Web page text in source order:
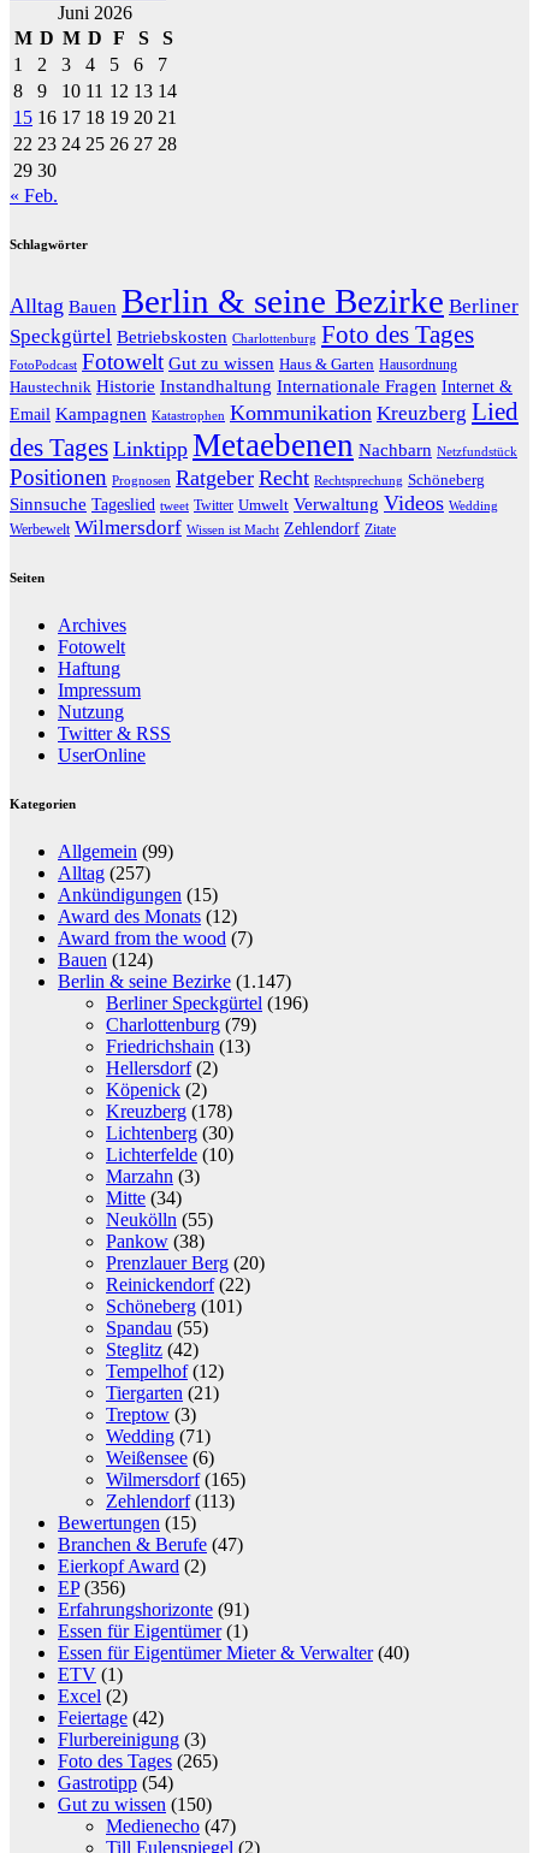
Juni 2026
M D M D F S
S
1
2 3 4 5 6
7
8
9 10 11 12 13 14
15 16 17 18 19 20 21
22 23 24 25 26 27 28
29 30
« Feb.
Schlagwörter
Alltag Bauen Berlin & seine Bezirke Berliner
Speckgürtel Betriebskosten Charlottenburg Foto des Tages
FotoPodcast Fotowelt Gut zu wissen Haus & Garten Hausordnung
Haustechnik Historie Instandhaltung Internationale Fragen Internet &
Email Kampagnen Katastrophen Kommunikation Kreuzberg Lied
des Tages Linktipp Metaebenen Nachbarn Netzfundstück
Positionen Prognosen Ratgeber Recht Rechtsprechung Schöneberg
Sinnsuche Tageslied tweet Twitter Umwelt Verwaltung Videos Wedding
Werbewelt Wilmersdorf Wissen ist Macht Zehlendorf Zitate
Seiten
Archives
Fotowelt
Haftung
Impressum
Nutzung
Twitter & RSS
UserOnline
Kategorien
Allgemein (99)
Alltag (257)
Ankündigungen (15)
Award des Monats (12)
Award from the wood (7)
Bauen (124)
Berlin & seine Bezirke (1.147)
Berliner Speckgürtel (196)
Charlottenburg (79)
Friedrichshain (13)
Hellersdorf(2)
Köpenick (2)
Kreuzberg (178)
Lichtenberg (30)
Lichterfelde (10)
Marzahn (3)
Mitte (34)
Neukölln (55)
Pankow (38)
Prenzlauer Berg (20)
Reinickendorf(22)
Schöneberg (101)
Spandau (55)
Steglitz (42)
Tempelhof(12)
Tiergarten (21)
Treptow (3)
Wedding (71)
Weißensee (6)
Wilmersdorf(165)
Zehlendorf(113)
Bewertungen (15)
Branchen & Berufe (47)
Eierkopf Award (2)
EP(356)
Erfahrungshorizonte (91)
Essen für Eigentümer(1)
Essen für Eigentümer Mieter & Verwalter(40)
ETV (1)
Excel (2)
Feiertage (42)
Flurbereinigung (3)
Foto des Tages (265)
Gastrotipp (54)
Gut zu wissen (150)
Medienecho (47)
Till Eulenspiegel (2)